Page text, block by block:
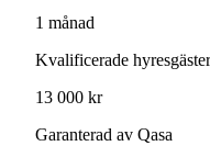
1 månad
Kvalificerade
13 000 kr
Garanterad av Qasa